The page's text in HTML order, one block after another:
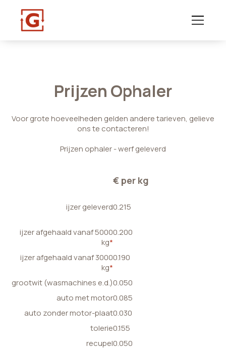
Prijzen Ophaler
Voor grote hoeveelheden gelden andere tarieven, gelieve
ons te contacteren!
Prijzen ophaler - werf geleverd
€ per kg
ijzer geleverd0.215
ijzer afgehaald vanaf 5000
kg*
0.200
ijzer afgehaald vanaf 3000
kg*
0.190
grootwit (wasmachines e.d.)0.050
auto met motor0.085
auto zonder motor-plaat0.030
tolerie0.155
recupel0.050